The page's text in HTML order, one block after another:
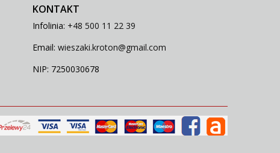
KONTAKT
Infolinia: +48 500 11 22 39
Email: wieszaki.kroton@gmail.com
NIP: 7250030678